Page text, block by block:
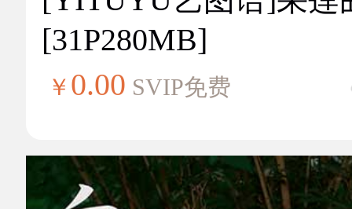
[31P280MB]
￥ 0.00 SVIP免费